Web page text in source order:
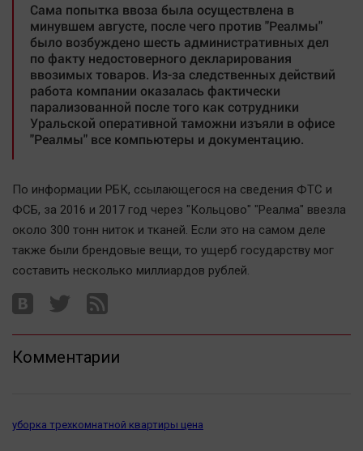
Новости компаний
Прогулки по городу Ч
Спецпроект
Статистика
Челябинск космический
Другие рубрики
Bookworms
English version
Online-консультация
Актуальная тема
Афиша
Быстрый медиазавод
Гороскоп
Сама попытка ввоза была осуществлена в
минувшем августе, после чего против "Реалмы"
было возбуждено шесть административных дел
по факту недостоверного декларирования
ввозимых товаров. Из-за следственных действий
работа компании оказалась фактически
парализованной после того как сотрудники
Уральской оперативной таможни изъяли в офисе
"Реалмы" все компьютеры и документацию.
По информации РБК, ссылающегося на сведения ФТС и
ФСБ, за 2016 и 2017 год через "Кольцово" "Реалма" ввезла
около 300 тонн ниток и тканей. Если это на самом деле
также были брендовые вещи, то ущерб государству мог
составить несколько миллиардов рублей.
Комментарии
уборка трехкомнатной квартиры цена